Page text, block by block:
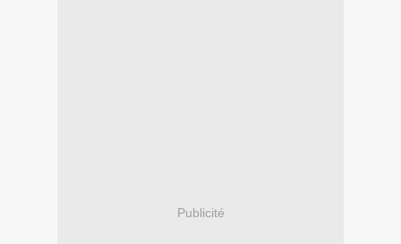
Publicité